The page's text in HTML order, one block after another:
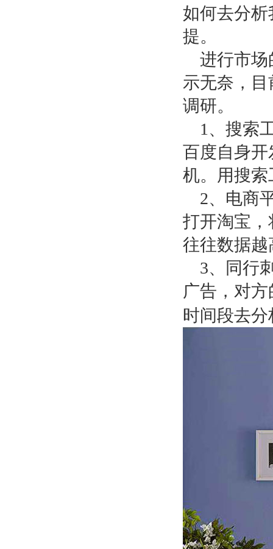
如何去分
提。
进行市场
示无奈，
调研。
1 、搜索
百度自身
机。用搜
2、电商
打开淘宝
往往数据
3、同行
广告，对
时间段去